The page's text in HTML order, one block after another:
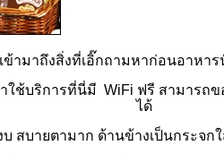
เข้ามาถึงสิ่งที่เอิ๊กถามหาก่อนอาหา
ช้บริการที่นี่มี WiFi ฟรี สามารถข
ได้
สบายตามาก ด้านข้างเป็นกระจก